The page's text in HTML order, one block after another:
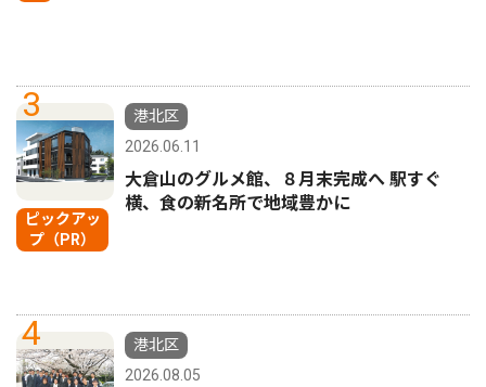
3
ピックアッ
プ（PR）
港北区
2026.06.11
大倉山のグルメ館、８月末完成へ 駅すぐ
横、食の新名所で地域豊かに
4
港北区
2026.08.05